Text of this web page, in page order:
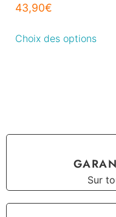
43,90€
Choix des options
Sur